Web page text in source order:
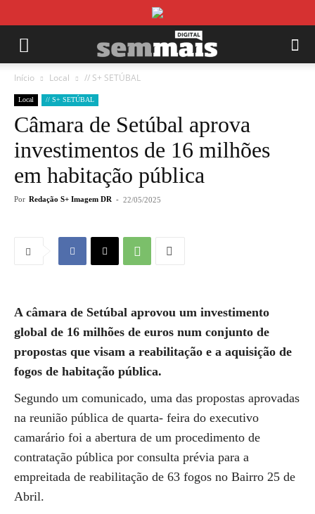
Início Local // S+ SETÚBAL
Local // S+ SETÚBAL
Câmara de Setúbal aprova
investimentos de 16 milhões
em habitação pública
Por Redação S+ Imagem DR - 22/05/2025
A câmara de Setúbal aprovou um investimento
global de 16 milhões de euros num conjunto de
propostas que visam a reabilitação e a aquisição de
fogos de habitação pública.
Segundo um comunicado, uma das propostas aprovadas
na reunião pública de quarta- feira do executivo
camarário foi a abertura de um procedimento de
contratação pública por consulta prévia para a
empreitada de reabilitação de 63 fogos no Bairro 25 de
Abril.